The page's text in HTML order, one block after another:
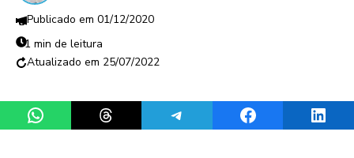
01/12/2020
1 min de leitura
25/07/2022
Share on WhatsAppShare on ThreadsShare on TelegramShare on Facebook